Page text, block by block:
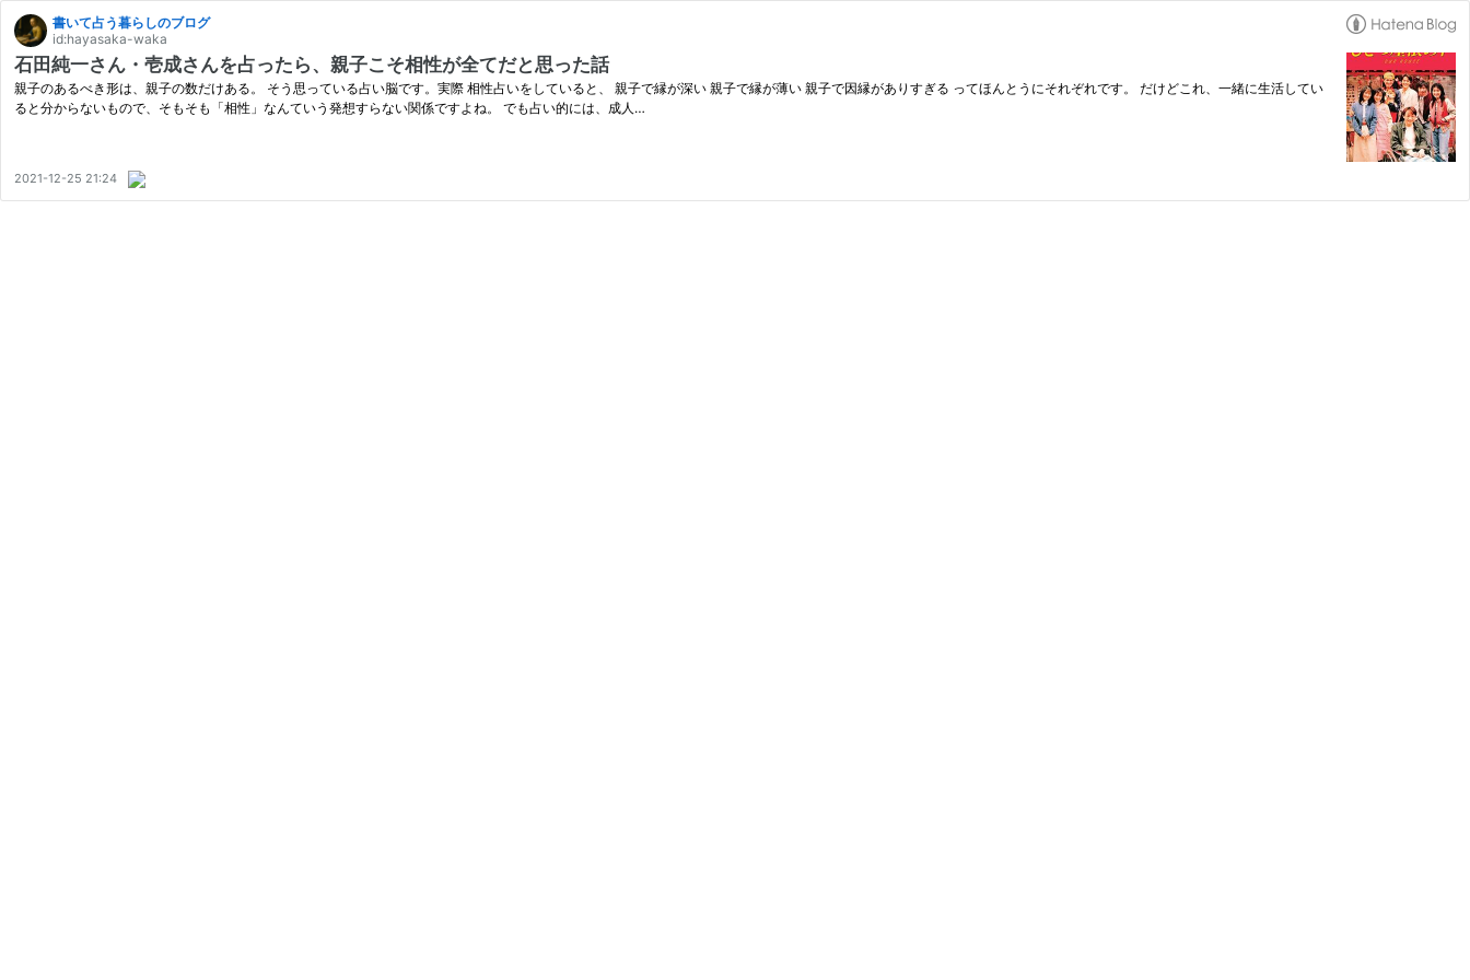
書いて占う暮らしのブログ
id:hayasaka-waka
石田純一さん・壱成さんを占ったら、親子こそ相性が全てだと思った話
親子のあるべき形は、親子の数だけある。 そう思っている占い脳です。実際 相性占いをしていると、 親子で縁が深い 親子で縁が薄い 親子で因縁がありすぎる ってほんとうにそれぞれです。 だけどこれ、一緒に生活してい
ると分からないもので、そもそも「相性」なんていう発想すらない関係ですよね。 でも占い的には、成人…
2021-12-25 21:24